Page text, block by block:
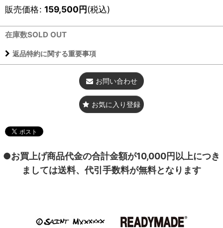
販売価格: 159,500円(税込)
在庫数SOLD OUT
返品特約に関する重要事項
お問い合わせ
お気に入り登録
●お買上げ商品代金の合計金額が10,000円以上につき
ましては送料、代引手数料が無料となります